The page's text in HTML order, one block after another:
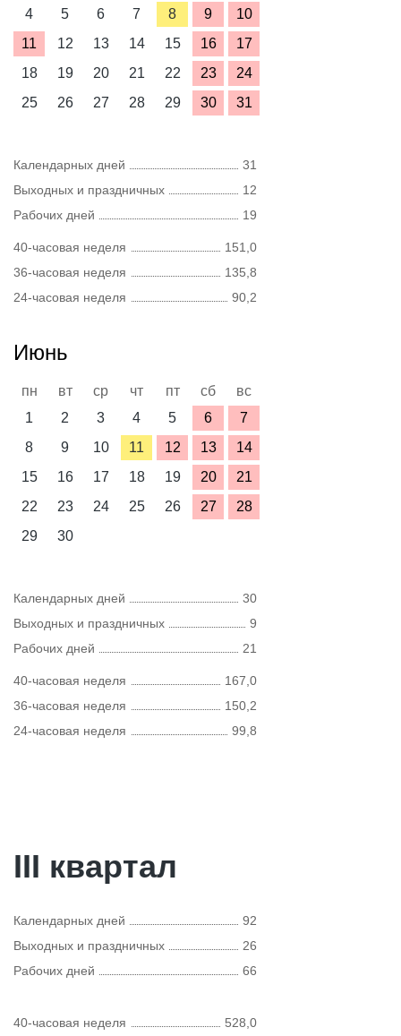
4
5 6 7 8 9
10
11
12 13 14 15 16
17
18
19 20 21 22 23
24
25
26 27 28 29 30 31
Календарных дней
31
Выходных и праздничных
12
Рабочих дней
19
40-часовая неделя
151,0
36-часовая неделя
135,8
24-часовая неделя
90,2
Июнь
пн вт ср чт пт сб
вс
1
2 3 4 5 6
7
8
9 10 11 12 13
14
15
16 17 18 19 20
21
22
23 24 25 26 27
28
29
30
Календарных дней
30
Выходных и праздничных
9
Рабочих дней
21
40-часовая неделя
167,0
36-часовая неделя
150,2
24-часовая неделя
99,8
III квартал
Календарных дней
92
Выходных и праздничных
26
Рабочих дней
66
40-часовая неделя 528,0